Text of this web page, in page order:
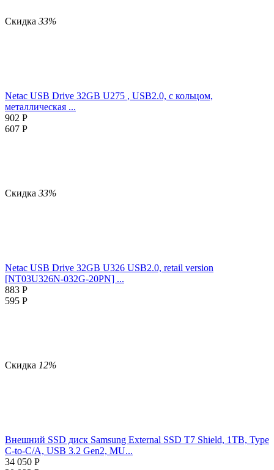
Скидка 33%
Netac USB Drive 32GB U275 , USB2.0, с кольцом,
металлическая ...
902 Р
607 Р
Скидка 33%
Netac USB Drive 32GB U326 USB2.0, retail version
[NT03U326N-032G-20PN] ...
883 Р
595 Р
Скидка 12%
Внешний SSD диск Samsung External SSD T7 Shield, 1TB, Type
C-to-C/A, USB 3.2 Gen2, MU...
34 050 Р